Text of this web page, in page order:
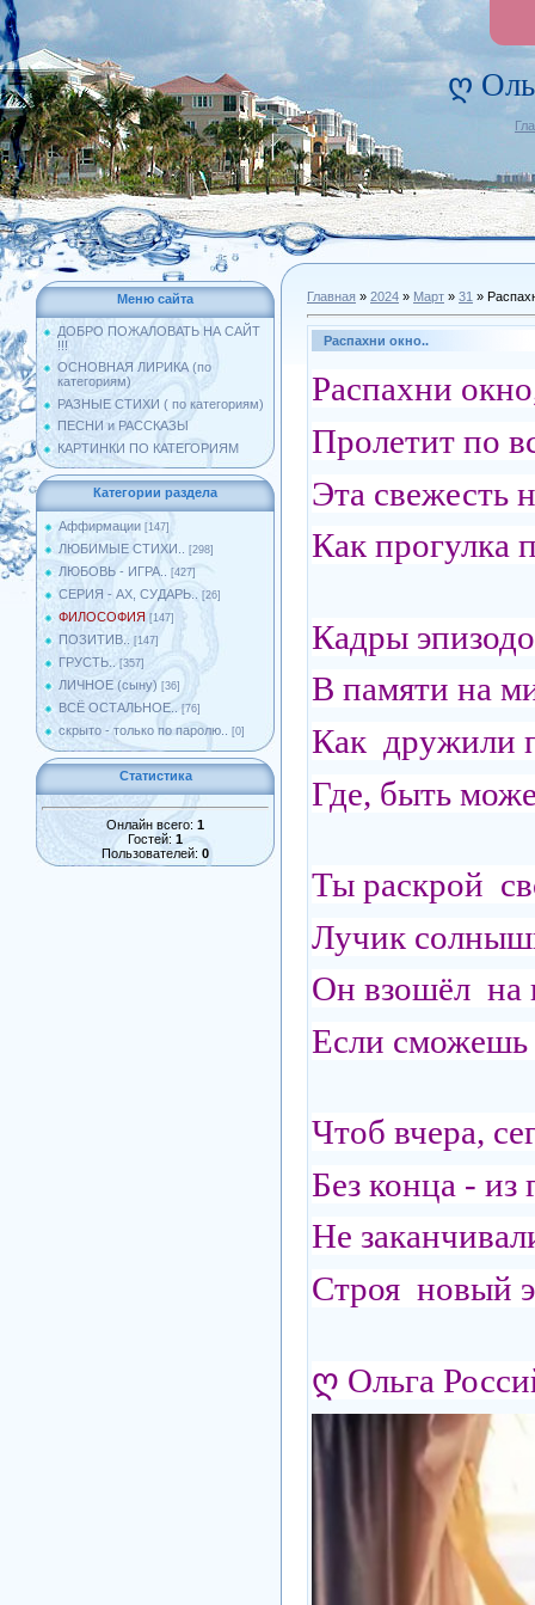
ღ
Меню сайта
ДОБРО ПОЖАЛОВАТЬ НА САЙТ
!!!
ОСНОВНАЯ ЛИРИКА (по
категориям)
РАЗНЫЕ СТИХИ ( по категориям)
ПЕСНИ и РАССКАЗЫ
КАРТИНКИ ПО КАТЕГОРИЯМ
Категории раздела
Аффирмации [147]
ЛЮБИМЫЕ СТИХИ.. [298]
ЛЮБОВЬ - ИГРА.. [427]
СЕРИЯ - АХ, СУДАРЬ.. [26]
ФИЛОСОФИЯ [147]
ПОЗИТИВ.. [147]
ГРУСТЬ.. [357]
ЛИЧНОЕ (сыну) [36]
ВСЁ ОСТАЛЬНОЕ.. [76]
скрыто - только по паролю.. [0]
Статистика
Онлайн всего: 1
Гостей: 1
Пользователей: 0
Главная » 2024 » Март » 31 »
Распахни окно..
Распахни
Пролетит по
Эта свежесть
Как прогулка
Кадры
В памяти на
Как дружили
Где, быть
Ты раскрой
Лучик
Он взошёл на
Если
Чтоб вчера,
Без конца - из
Не
Строя новый
ღ Ольга